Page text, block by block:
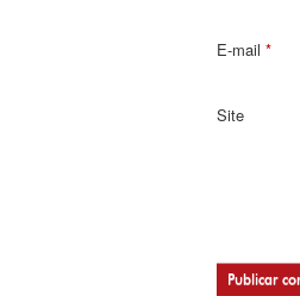
E-mail *
Site